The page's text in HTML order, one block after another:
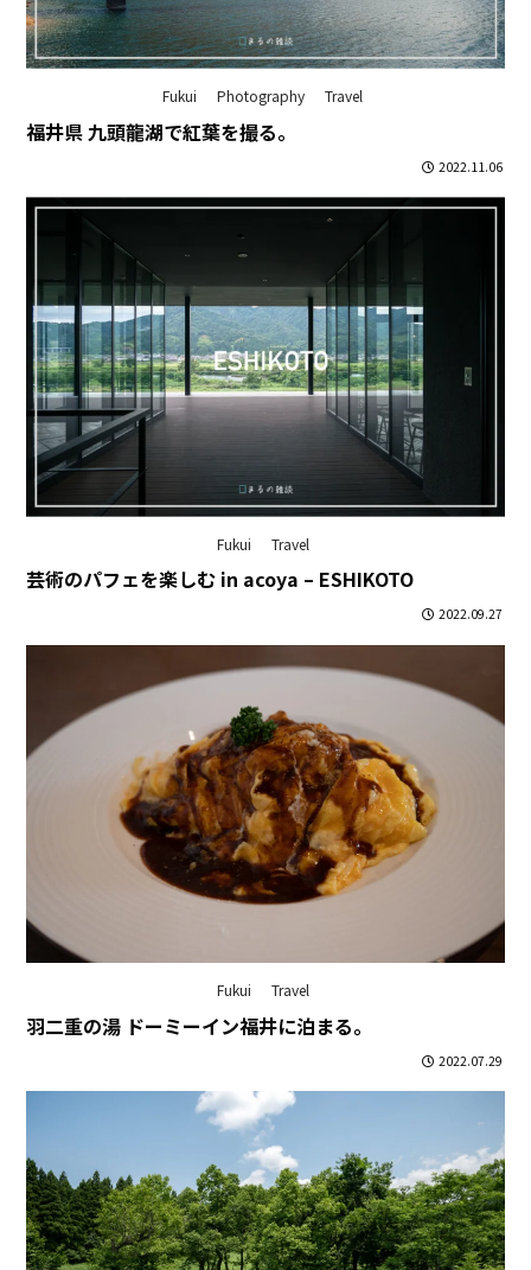
Fukui Photography Travel
福井県 九頭龍湖で紅葉を撮る。
2022.11.06
Fukui Travel
芸術のパフェを楽しむ in acoya – ESHIKOTO
2022.09.27
Fukui Travel
羽二重の湯 ドーミーイン福井に泊まる。
2022.07.29